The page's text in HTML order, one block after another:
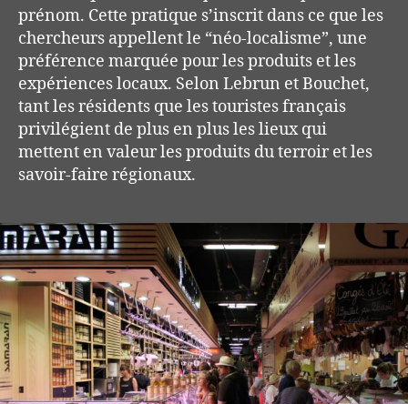
prénom. Cette pratique s’inscrit dans ce que les
chercheurs appellent le “néo-localisme”, une
préférence marquée pour les produits et les
expériences locaux. Selon Lebrun et Bouchet,
tant les résidents que les touristes français
privilégient de plus en plus les lieux qui
mettent en valeur les produits du terroir et les
savoir-faire régionaux.